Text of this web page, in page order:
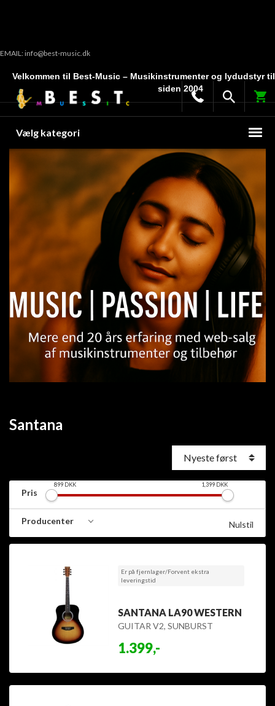
EMAIL: info@best-music.dk
Velkommen til Best-Music – Musikinstrumenter og lydudstyr
siden 2004
Vælg kategori
Nulstil
Pris
899 DKK 1,399 DKK
Producenter
Santana
Er på fjernlager/Forvent ekstra
leveringstid
SANTANA LA90 WESTERN
GUITAR V2, SUNBURST
1.399,-